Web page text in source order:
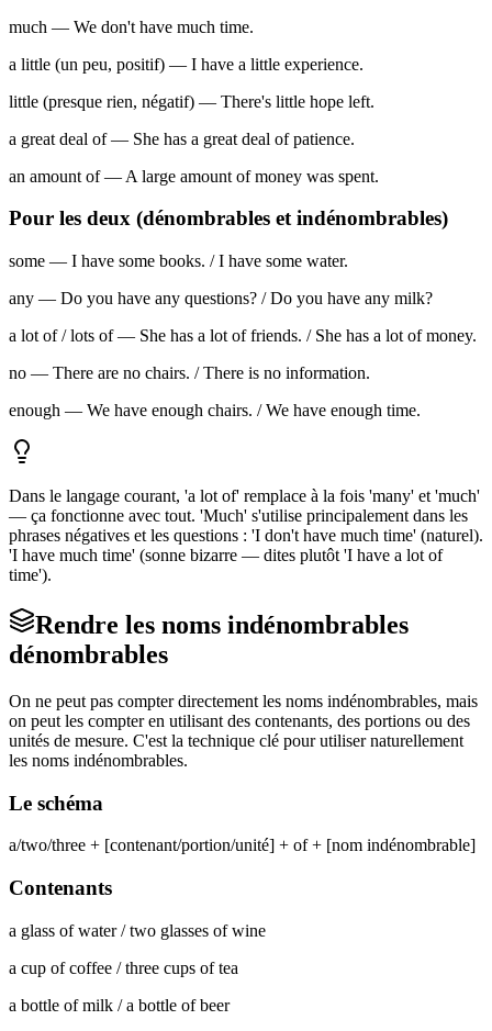
much — We don't have much time.
a little (un peu, positif) — I have a little experience.
little (presque rien, négatif) — There's little hope left.
a great deal of — She has a great deal of patience.
an amount of — A large amount of money was spent.
Pour les deux (dénombrables et indénombrables)
some — I have some books. / I have some water.
any — Do you have any questions? / Do you have any milk?
a lot of / lots of — She has a lot of friends. / She has a lot of money.
no — There are no chairs. / There is no information.
enough — We have enough chairs. / We have enough time.
Dans le langage courant, 'a lot of' remplace à la fois 'many' et 'much'
— ça fonctionne avec tout. 'Much' s'utilise principalement dans les
phrases négatives et les questions : 'I don't have much time' (naturel).
'I have much time' (sonne bizarre — dites plutôt 'I have a lot of
time').
Rendre les noms indénombrables
dénombrables
On ne peut pas compter directement les noms indénombrables, mais
on peut les compter en utilisant des contenants, des portions ou des
unités de mesure. C'est la technique clé pour utiliser naturellement
les noms indénombrables.
Le schéma
a/two/three + [contenant/portion/unité] + of + [nom indénombrable]
Contenants
a glass of water / two glasses of wine
a cup of coffee / three cups of tea
a bottle of milk / a bottle of beer